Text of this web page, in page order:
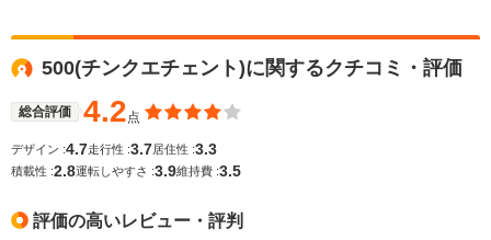
500(チンクエチェント)に関するクチコミ・評価
総合評価 4.2点
デザイン :4.7走行性 :3.7居住性 :3.3
積載性 :2.8運転しやすさ :3.9維持費 :3.5
評価の高いレビュー・評判